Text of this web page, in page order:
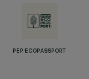
PEP ECOPASSPORT